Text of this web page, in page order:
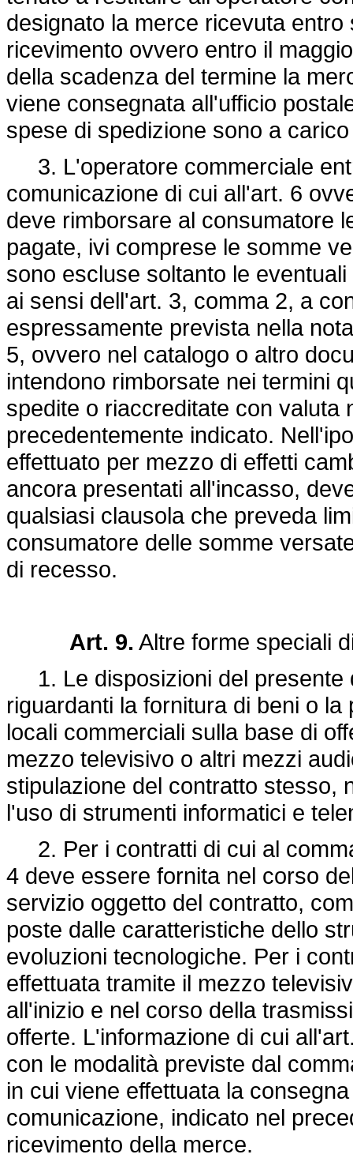
designato la merce ricevuta
ricevimento ovvero entro il
della scadenza del termine la
viene consegnata all'ufficio
spese di spedizione sono a
3. L'operatore commerciale
comunicazione di cui all'art. 6
deve rimborsare al consumatore
pagate, ivi comprese le somme
sono escluse soltanto le
ai sensi dell'art. 3, comma 2, a
espressamente prevista nella
5, ovvero nel catalogo o altro
intendono rimborsate nei termini
spedite o riaccreditate con valuta
precedentemente indicato.
effettuato per mezzo di effetti
ancora presentati all'incasso,
qualsiasi clausola che preveda
consumatore delle somme
di recesso.
Art. 9. Altre forme speciali
1. Le disposizioni del presente
riguardanti la fornitura di beni o
locali commerciali sulla base di
mezzo televisivo o altri mezzi
stipulazione del contratto stesso,
l'uso di strumenti informatici e
2. Per i contratti di cui al
4 deve essere fornita nel corso
servizio oggetto del contratto,
poste dalle caratteristiche dello
evoluzioni tecnologiche. Per i
effettuata tramite il mezzo
all'inizio e nel corso della
offerte. L'informazione di cui
con le modalità previste dal
in cui viene effettuata la
comunicazione, indicato nel
ricevimento della merce.